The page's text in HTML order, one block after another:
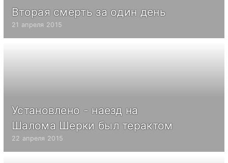
Вторая смерть за один день
21 апреля 2015
Установлено - наезд на
Шалома Шерки был терактом
22 апреля 2015